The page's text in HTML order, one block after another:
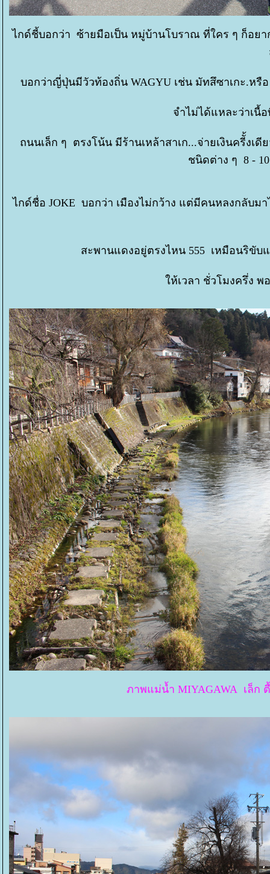
ไกด์ชี้บอกว่า ซ้ายมือเป็น หมู่บ้านโบราณ ที่ใคร ๆ ก็อย
บอกว่าญี่ปุ่นมีวัวท้องถิ่น WAGYU เช่น มัทสึซาเกะ.หรื
จำไม่ได้แหละว่าเนื้
ถนนเล็ก ๆ ตรงโน้น มีร้านเหล้าสาเก...จ่ายเงินครีั้งเ
ชนิดต่าง ๆ 8 -
ไกด์ชื่อ JOKE บอกว่า เมืองไม่กว้าง แต่มีคนหลงกลับ
สะพานแดงอยู่ตรงไหน 555 เหมือนริขับ
ห้เวลา ชั่วโมงครึ่ง พ
ภาพแม่น้ำ MIYAGAWA เล็ก